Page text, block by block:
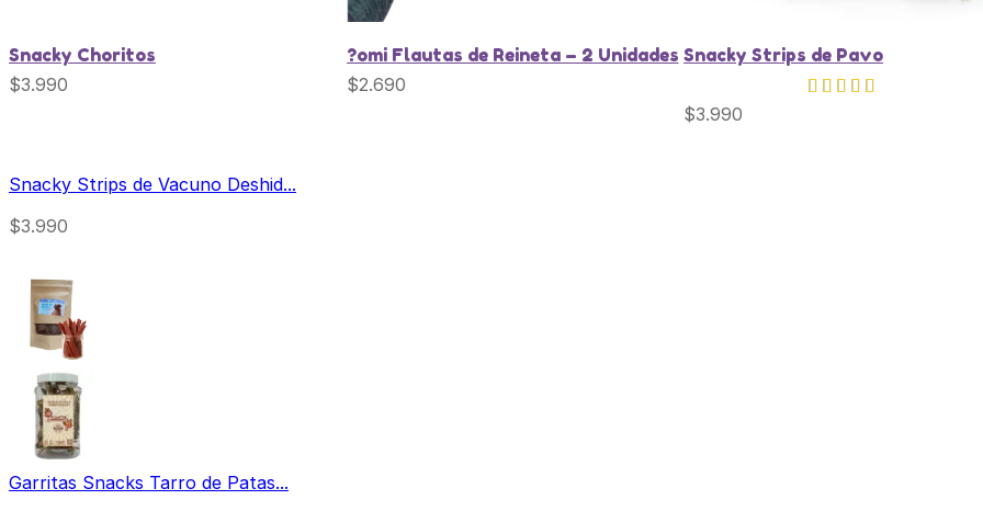
Snacky Choritos
$3.990
?omi Flautas de Reineta – 2 Unidades
$2.690
Snacky Strips de Pavo
$3.990
Snacky Strips de Vacuno Deshid...
$3.990
Garritas Snacks Tarro de Patas...